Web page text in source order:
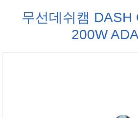
무선데쉬캠 DASH
200W